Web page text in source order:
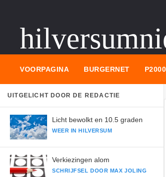
VOORPAGINA BURGERNET P2000
UITGELICHT DOOR DE REDACTIE
Licht bewolkt en 10.5 graden
WEER IN HILVERSUM
Verkiezingen alom
SCHRIJFSEL DOOR MAX JOLING